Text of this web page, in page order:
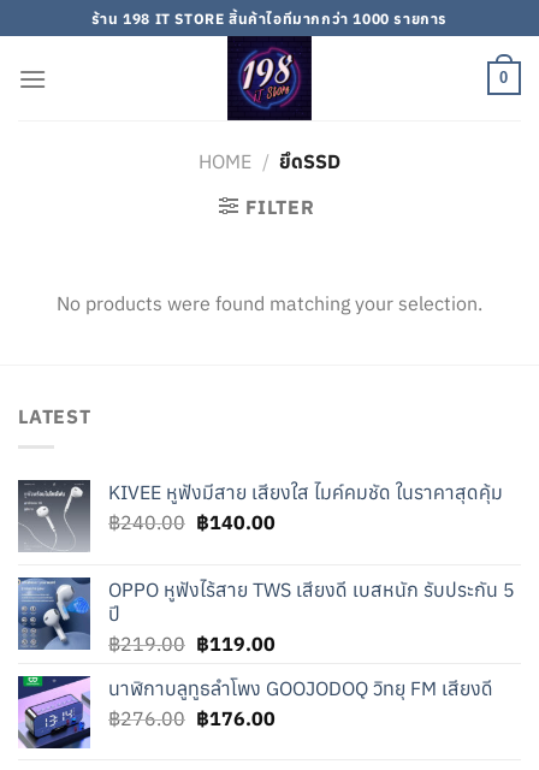
to
content
ร้าน 198 IT STORE สิ้นค้าไอทีมากกว่า 1000 รายการ
0
HOME / ยึดSSD
FILTER
No products were found matching your selection.
LATEST
KIVEE หูฟังมีสาย เสียงใส ไมค์คมชัด ในราคาสุดคุ้ม
฿240.00 Original
฿240.00.
฿140.00Current
฿140.00.
OPPO หูฟังไร้สาย TWS เสียงดี เบสหนัก รับประกัน 5
ปี
฿219.00 Original
was:
฿219.00.
฿119.00Current
is:
฿119.00.
นาฬิกาบลูทูธลำโพง GOOJODOQ วิทยุ FM เสียงดี
฿276.00 Original
฿176.00Current